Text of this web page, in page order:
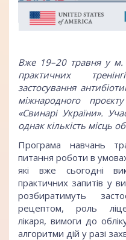
Вже 19–20 травня у м.
практичних
застосування
міжнародного
«Свинарі України».
однак кількість місць
Програма навчань
питання роботи в
які вже сьогодні
практичних запитів у
розбиратимуть
рецептом, роль
лікаря, вимоги до
алгоритми дій у разі